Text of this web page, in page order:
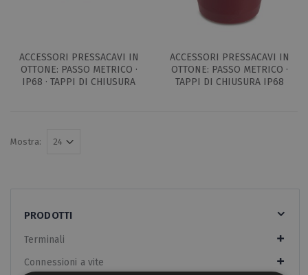
ACCESSORI PRESSACAVI IN
OTTONE: PASSO METRICO ·
IP68 · TAPPI DI CHIUSURA
ACCESSORI PRESSACAVI IN
OTTONE: PASSO METRICO ·
TAPPI DI CHIUSURA IP68
Mostra:
PRODOTTI
Terminali
Connessioni a vite